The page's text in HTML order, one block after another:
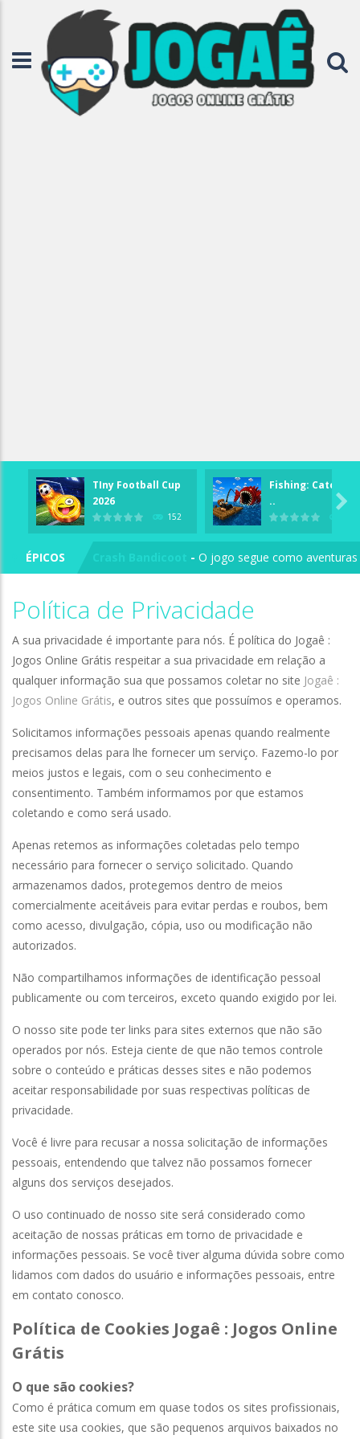
TIny Football Cup
2026
152
Fishing: Catch
..

ÉPICOS
Angry Birds -O Angry Birds se arrisca na Star
Super Bomberman Super Bomberman foi o
- O jogo segue como
Subway Surf: Mônaco- Concordo – há muito
Plants vs Zombies - Só mesmo as plantas
Tekken 3 -Lute em cenários diferentes com os
Mario Bros World-Mario Bros World um novo
Angry Birds-O Angry Birds se arrisca na Star
Super Bomberman
Política de Privacidade
A sua privacidade é importante para nós. É política do Jogaê :
Jogos Online Grátis respeitar a sua privacidade em relação a
qualquer informação sua que possamos coletar no site Jogaê :
Jogos Online Grátis, e outros sites que possuímos e operamos.
Solicitamos informações pessoais apenas quando realmente
precisamos delas para lhe fornecer um serviço. Fazemo-lo por
meios justos e legais, com o seu conhecimento e
consentimento. Também informamos por que estamos
coletando e como será usado.
Apenas retemos as informações coletadas pelo tempo
necessário para fornecer o serviço solicitado. Quando
armazenamos dados, protegemos dentro de meios
comercialmente aceitáveis ​​para evitar perdas e roubos, bem
como acesso, divulgação, cópia, uso ou modificação não
autorizados.
Não compartilhamos informações de identificação pessoal
publicamente ou com terceiros, exceto quando exigido por lei.
O nosso site pode ter links para sites externos que não são
operados por nós. Esteja ciente de que não temos controle
sobre o conteúdo e práticas desses sites e não podemos
aceitar responsabilidade por suas respectivas políticas de
privacidade.
Você é livre para recusar a nossa solicitação de informações
pessoais, entendendo que talvez não possamos fornecer
alguns dos serviços desejados.
O uso continuado de nosso site será considerado como
aceitação de nossas práticas em torno de privacidade e
informações pessoais. Se você tiver alguma dúvida sobre como
lidamos com dados do usuário e informações pessoais, entre
em contato conosco.
Política de Cookies Jogaê : Jogos Online
Grátis
O que são cookies?
Como é prática comum em quase todos os sites profissionais,
este site usa cookies, que são pequenos arquivos baixados no